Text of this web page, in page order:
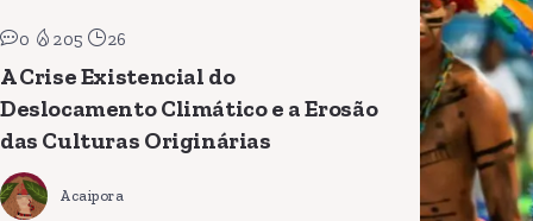
0 205 26
A Crise Existencial do
Deslocamento Climático e a Erosão
das Culturas Originárias
Acaipora